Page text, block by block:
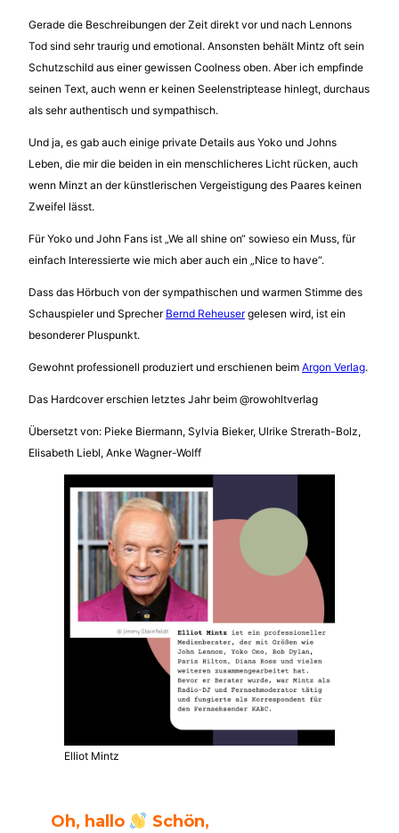
Gerade die Beschreibungen der Zeit direkt vor und nach Lennons
Tod sind sehr traurig und emotional. Ansonsten behält Mintz oft sein
Schutzschild aus einer gewissen Coolness oben. Aber ich empfinde
seinen Text, auch wenn er keinen Seelenstriptease hinlegt, durchaus
als sehr authentisch und sympathisch.
Und ja, es gab auch einige private Details aus Yoko und Johns
Leben, die mir die beiden in ein menschlicheres Licht rücken, auch
wenn Minzt an der künstlerischen Vergeistigung des Paares keinen
Zweifel lässt.
Für Yoko und John Fans ist „We all shine on“ sowieso ein Muss, für
einfach Interessierte wie mich aber auch ein „Nice to have“.
Dass das Hörbuch von der sympathischen und warmen Stimme des
Schauspieler und Sprecher Bernd Reheusergelesen wird, ist ein
besonderer Pluspunkt.
Gewohnt professionell produziert und erschienen beim Argon Verlag.
Das Hardcover erschien letztes Jahr beim @rowohltverlag
Übersetzt von: Pieke Biermann, Sylvia Bieker, Ulrike Strerath-Bolz,
Elisabeth Liebl, Anke Wagner-Wolff
Elliot Mintz
Oh, hallo
Schön,